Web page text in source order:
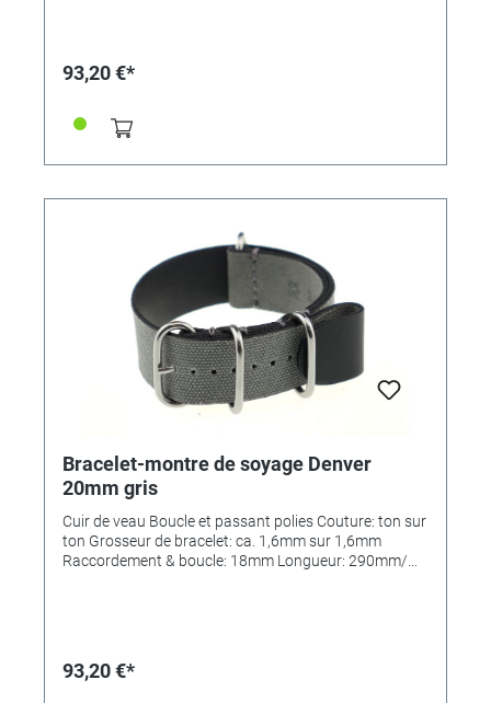
93,20 €*
Bracelet-montre de soyage Denver
20mm gris
Cuir de veau Boucle et passant polies Couture: ton sur
ton Grosseur de bracelet: ca. 1,6mm sur 1,6mm
Raccordement & boucle: 18mm Longueur: 290mm/
93,20 €*